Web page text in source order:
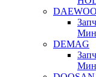
DAEWOO
DEMAG